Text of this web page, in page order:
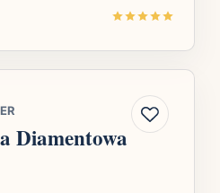
Diamentowa